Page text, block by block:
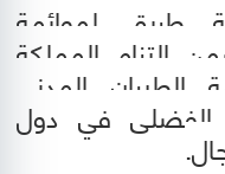
طريق لموائمة
التزام المملكة
المدني
الفضلى في دول